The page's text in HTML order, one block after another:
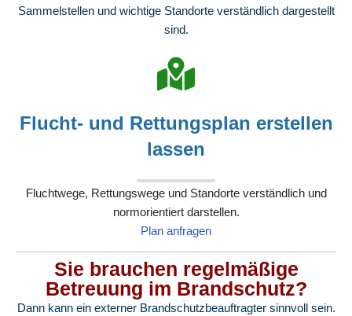
Sammelstellen und wichtige Standorte verständlich dargestellt
sind.
Flucht- und Rettungsplan erstellen
lassen
Fluchtwege, Rettungswege und Standorte verständlich und
normorientiert darstellen.
Plan anfragen
Sie brauchen regelmäßige
Betreuung im Brandschutz?
Dann kann ein externer Brandschutzbeauftragter sinnvoll sein.